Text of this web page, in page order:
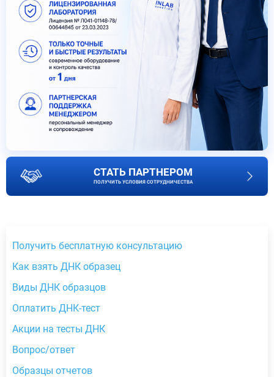
СТАТЬ ПАРТНЕРОМ
ПОЛУЧИТЬ УСЛОВИЯ СОТРУДНИЧЕСТВА
Получить бесплатную консультацию
Как взять ДНК образец
Виды ДНК образцов
Оплатить ДНК-тест
Акции на тесты ДНК
Вопрос/ответ
Образцы отчетов